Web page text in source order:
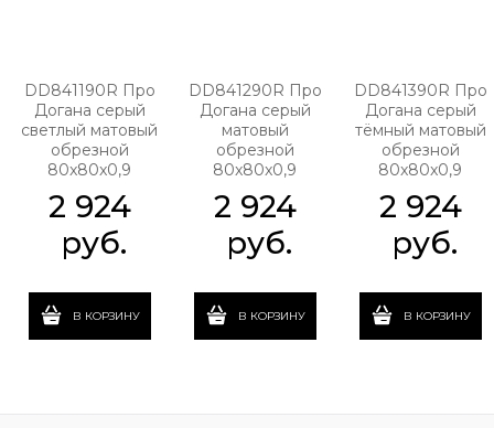
DD841190R Про
Догана серый
светлый матовый
обрезной
80x80x0,9
2 924
руб.
В КОРЗИНУ
DD841290R Про
Догана серый
матовый
обрезной
80x80x0,9
2 924
руб.
В КОРЗИНУ
DD841390R Про
Догана серый
тёмный матовый
обрезной
80x80x0,9
2 924
руб.
В КОРЗИНУ